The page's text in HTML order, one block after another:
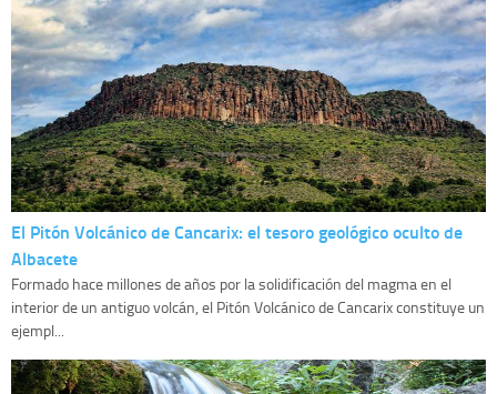
El Pitón Volcánico de Cancarix: el tesoro geológico oculto de
Albacete
Formado hace millones de años por la solidificación del magma en el
interior de un antiguo volcán, el Pitón Volcánico de Cancarix constituye un
ejempl...